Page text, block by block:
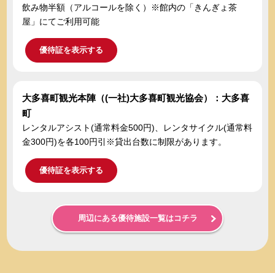
飲み物半額（アルコールを除く）※館内の「きんぎょ茶
屋」にてご利用可能
優待証を表示する
大多喜町観光本陣（(一社)大多喜町観光協会）：大多喜
町
レンタルアシスト(通常料金500円)、レンタサイクル(通常料
金300円)を各100円引※貸出台数に制限があります。
優待証を表示する
周辺にある優待施設一覧はコチラ